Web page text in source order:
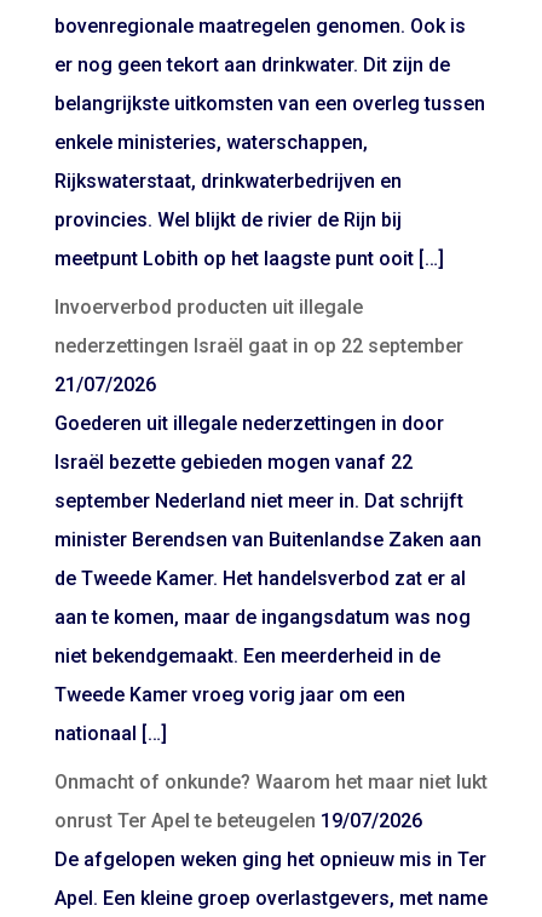
bovenregionale maatregelen genomen. Ook is
er nog geen tekort aan drinkwater. Dit zijn de
belangrijkste uitkomsten van een overleg tussen
enkele ministeries, waterschappen,
Rijkswaterstaat, drinkwaterbedrijven en
provincies. Wel blijkt de rivier de Rijn bij
meetpunt Lobith op het laagste punt ooit […]
Invoerverbod producten uit illegale
nederzettingen Israël gaat in op 22 september
21/07/2026
Goederen uit illegale nederzettingen in door
Israël bezette gebieden mogen vanaf 22
september Nederland niet meer in. Dat schrijft
minister Berendsen van Buitenlandse Zaken aan
de Tweede Kamer. Het handelsverbod zat er al
aan te komen, maar de ingangsdatum was nog
niet bekendgemaakt. Een meerderheid in de
Tweede Kamer vroeg vorig jaar om een
nationaal […]
Onmacht of onkunde? Waarom het maar niet lukt
onrust Ter Apel te beteugelen 19/07/2026
De afgelopen weken ging het opnieuw mis in Ter
Apel. Een kleine groep overlastgevers, met name